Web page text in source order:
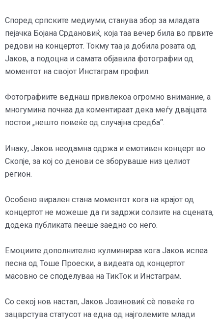
Според српските медиуми, станува збор за младата
пејачка Бојана Срдановиќ, која таа вечер била во првите
редови на концертот. Токму таа ја добила розата од
Јаков, а подоцна и самата објавила фотографии од
моментот на својот Инстаграм профил.
Фотографиите веднаш привлекоа огромно внимание, а
многумина почнаа да коментираат дека меѓу двајцата
постои „нешто повеќе од случајна средба“.
Инаку, Јаков неодамна одржа и емотивен концерт во
Скопје, за кој со денови се зборуваше низ целиот
регион.
Особено вирален стана моментот кога на крајот од
концертот не можеше да ги задржи солзите на сцената,
додека публиката пееше заедно со него.
Емоциите дополнително кулминираа кога Јаков испеа
песна од Тоше Проески, а видеата од концертот
масовно се споделуваа на ТикТок и Инстаграм.
Со секој нов настап, Јаков Јозиновиќ сè повеќе го
зацврстува статусот на една од најголемите млади